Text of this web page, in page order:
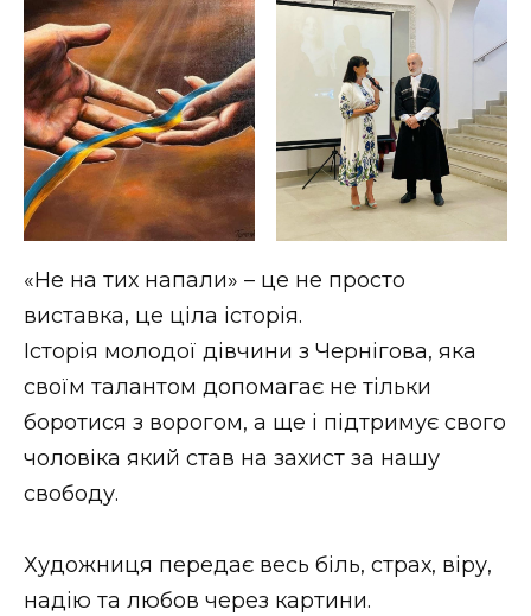
«Не на тих напали» – це не просто
виставка, це ціла історія.
Історія молодої дівчини з Чернігова, яка
своїм талантом допомагає не тільки
боротися з ворогом, а ще і підтримує свого
чоловіка який став на захист за нашу
свободу.
Художниця передає весь біль, страх, віру,
надію та любов через картини.